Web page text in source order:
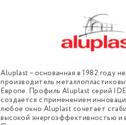
Aluplast – основанная в 1982 году
производитель
Европе. Профиль Aluplast серий
создается с применением
любое окно Aluplast сочетает
высокой энергоэффективностью и